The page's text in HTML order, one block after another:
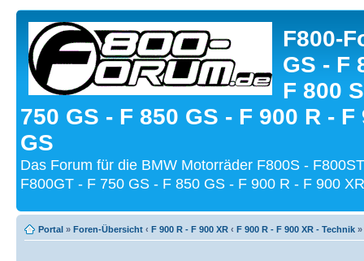
F800-
GS - F
F 800
750 GS - F 850 GS - F 900 R - F
GS
Das Forum für die BMW Motorräder F800S -
F800GT - F 750 GS - F 850 GS - F 900 R - F 900
Portal » Foren-Übersicht ‹ F 900 R - F 900 XR ‹ F 900 R - F 900 XR - Technik »